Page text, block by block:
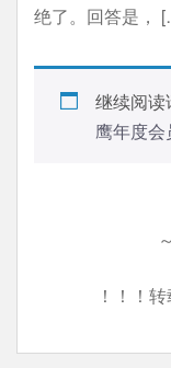
绝了。回答是，
继续阅读
鹰年度会
！！！